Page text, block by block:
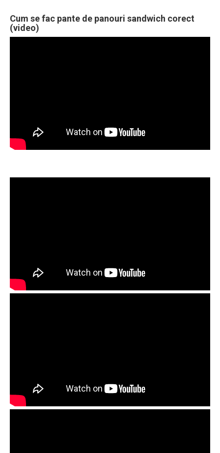
Cum se fac pante de panouri sandwich corect
(video)